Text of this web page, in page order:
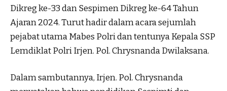
Dikreg ke-33 dan Sespimen Dikreg ke-64 Tahun
Ajaran 2024. Turut hadir dalam acara sejumlah
pejabat utama Mabes Polri dan tentunya Kepala SSP
Lemdiklat Polri Irjen. Pol. Chrysnanda Dwilaksana.
Dalam sambutannya, Irjen. Pol. Chrysnanda